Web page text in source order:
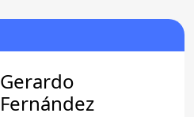
Gerardo
Fernández